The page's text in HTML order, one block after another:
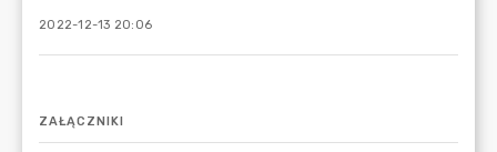
2022-12-13 20:06
ZAŁĄCZNIKI